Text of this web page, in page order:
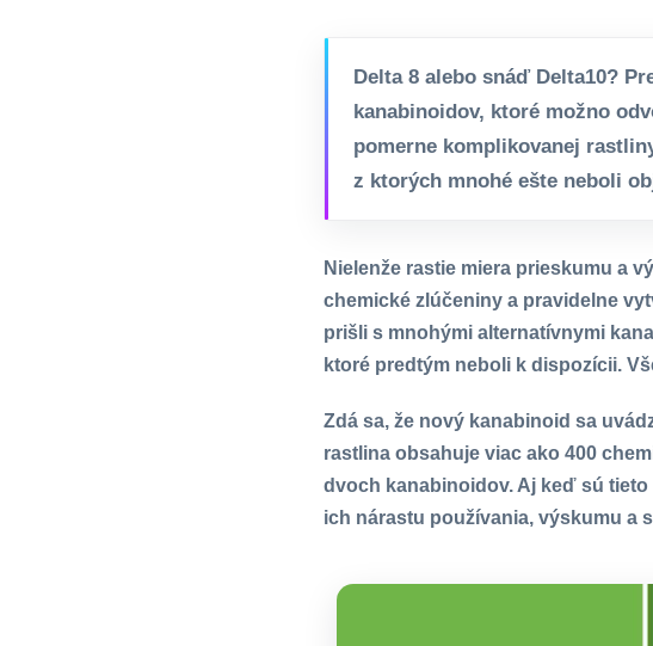
Delta 8 alebo snáď Delta10?
kanabinoidov, ktoré možno
pomerne komplikovanej
z ktorých mnohé ešte neboli
Nielenže rastie miera prieskumu a
chemické zlúčeniny a pravidelne
prišli s mnohými alternatívnymi
ktoré predtým neboli k dispozícii.
Zdá sa, že nový kanabinoid sa
rastlina obsahuje viac ako 400
dvoch kanabinoidov. Aj keď sú
ich nárastu používania, výskumu a